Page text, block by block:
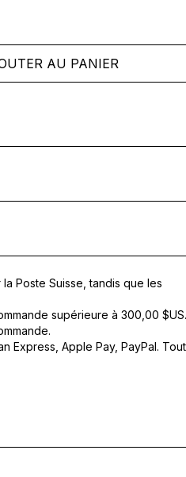
AU PANIER
,restaure la vitalitéet enveloppe
de souplesse et de
Poste Suisse, tandis que les
supérieure à 300,00 $US.
Express, Apple Pay, PayPal.